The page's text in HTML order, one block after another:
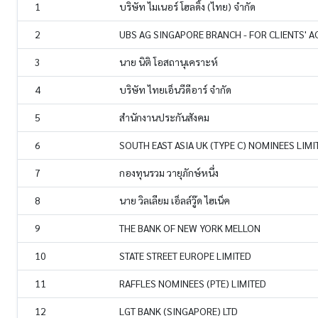
1 บริษัท ไมเนอร์ โฮลดิ้ง (ไทย) จำกัด
2 UBS AG SINGAPORE BRANCH - FOR CLIENTS'
3 นาย นิติ โอสถานุเคราะห์
4 บริษัท ไทยเอ็นวีดีอาร์ จำกัด
5 สำนักงานประกันสังคม
6 SOUTH EAST ASIA UK (TYPE C) NOMINEES
7 กองทุนรวม วายุภักษ์หนึ่ง
8 นาย วิลเลียม เอ็ลล์วู๊ด ไฮเน็ค
9 THE BANK OF NEW YORK MELLON
10 STATE STREET EUROPE LIMITED
11 RAFFLES NOMINEES (PTE) LIMITED
12 LGT BANK (SINGAPORE) LTD